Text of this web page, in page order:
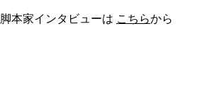
脚本家インタビューは こちらから